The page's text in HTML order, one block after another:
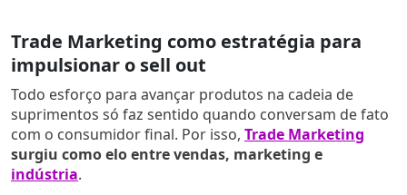
Trade Marketing como estratégia para
impulsionar o sell out
Todo esforço para avançar produtos na cadeia de
suprimentos só faz sentido quando conversam de fato
com o consumidor final. Por isso, Trade Marketing
surgiu como elo entre vendas, marketing e
indústria.